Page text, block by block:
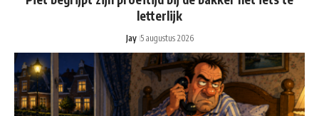
letterlijk
Jay 5 augustus 2026